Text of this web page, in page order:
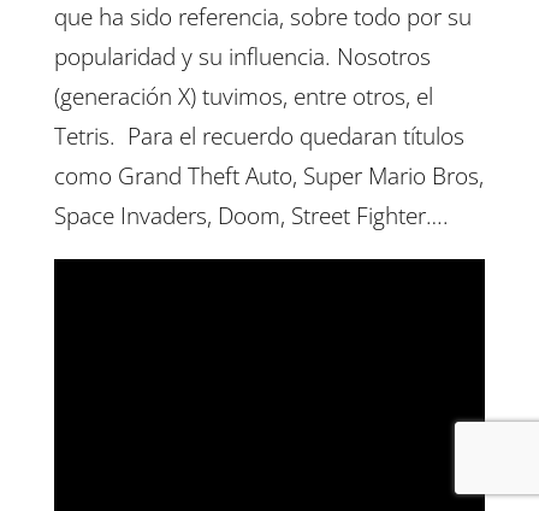
que ha sido referencia, sobre todo por su
popularidad y su influencia. Nosotros
(generación X) tuvimos, entre otros, el
Tetris. Para el recuerdo quedaran títulos
como Grand Theft Auto, Super Mario Bros,
Space Invaders, Doom, Street Fighter….